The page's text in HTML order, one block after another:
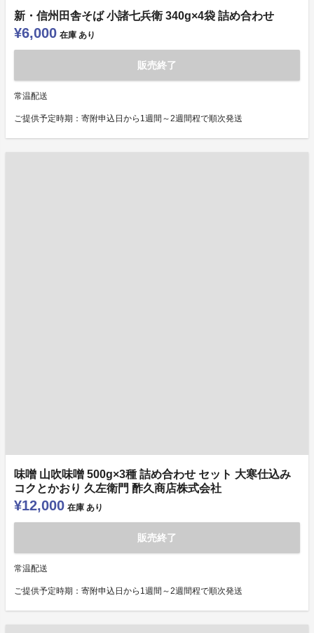
新・信州田舎そば 小諸七兵衛 340g×4袋 詰め合わせ
¥6,000 在庫 あり
販売終了
常温配送
ご提供予定時期：寄附申込日から1週間～2週間程で順次発送
味噌 山吹味噌 500g×3種 詰め合わせ セット 大寒仕込み
コクとかおり 久左衛門 酢久商店株式会社
¥12,000 在庫 あり
販売終了
常温配送
ご提供予定時期：寄附申込日から1週間～2週間程で順次発送